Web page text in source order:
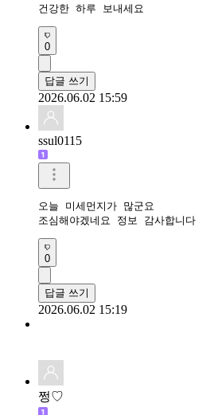
건강한 하루 보내세요
0
답글 쓰기
2026.06.02 15:59
ssul0115
오늘 미세먼지가 많군요
조심해야겠네요 정보 감사합니다
0
답글 쓰기
2026.06.02 15:19
쩡♡